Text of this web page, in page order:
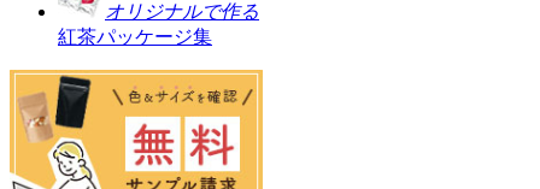
オリジナルで作る
紅茶パッケージ集